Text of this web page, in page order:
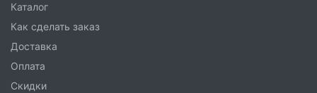
Каталог
Как сделать заказ
Доставка
Оплата
Скидки